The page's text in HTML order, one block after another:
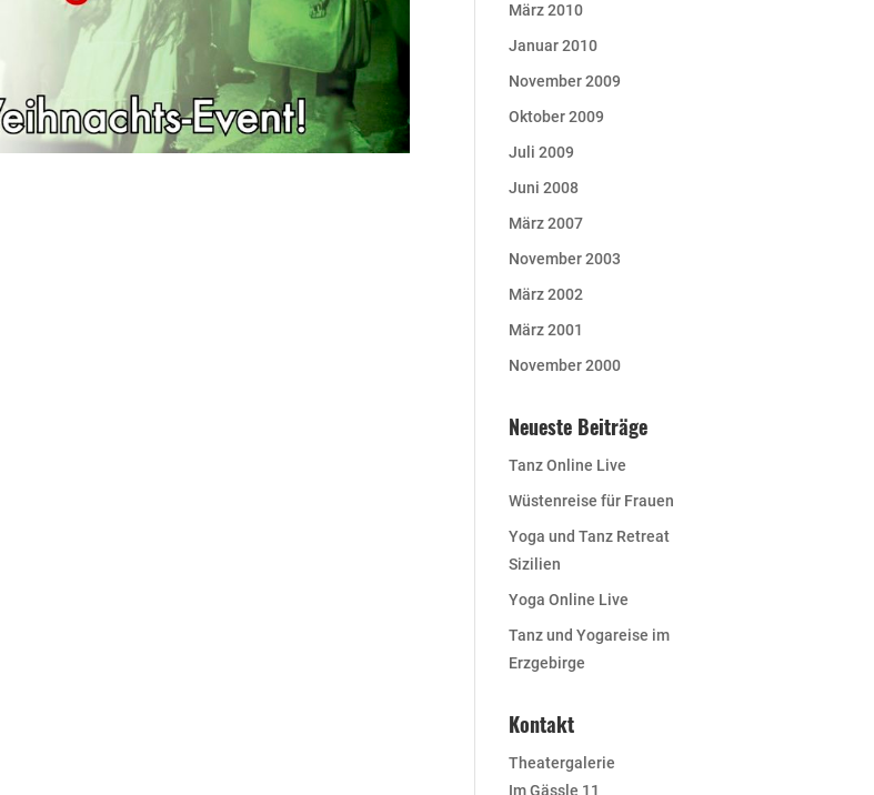
März 2010
Januar 2010
November 2009
Oktober 2009
Juli 2009
Juni 2008
März 2007
November 2003
März 2002
März 2001
November 2000
Neueste Beiträge
Tanz Online Live
Wüstenreise für Frauen
Yoga und Tanz Retreat
Sizilien
Yoga Online Live
Tanz und Yogareise im
Erzgebirge
Kontakt
Theatergalerie
Im Gässle 11